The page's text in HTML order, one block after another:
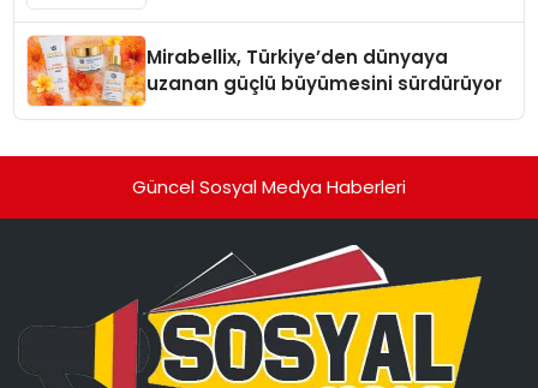
Mirabellix, Türkiye’den dünyaya
uzanan güçlü büyümesini sürdürüyor
Güncel Sosyal Medya Haberleri